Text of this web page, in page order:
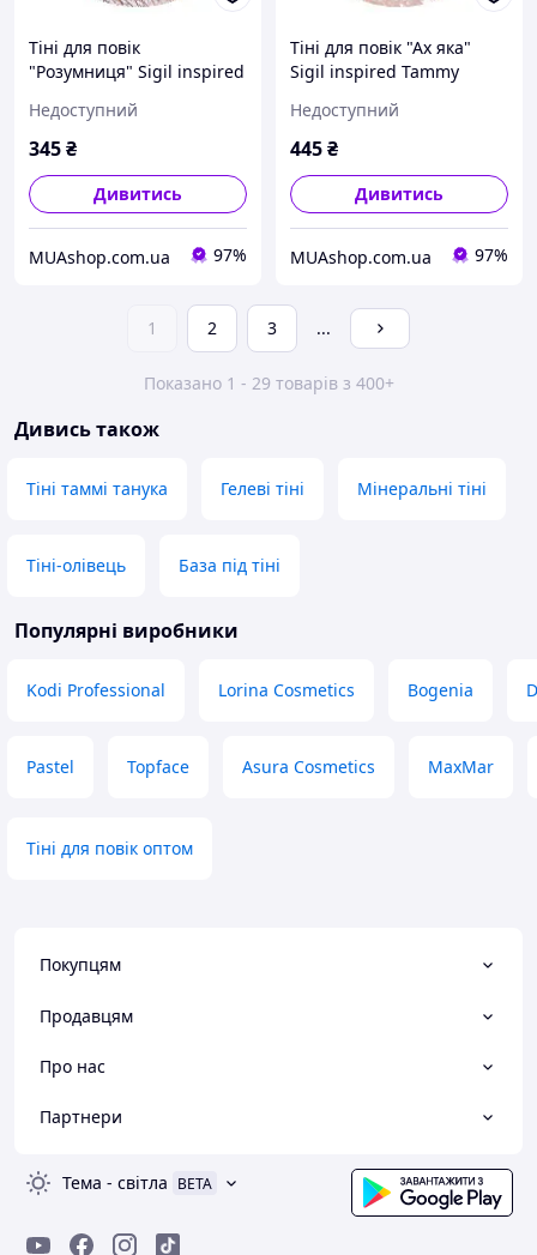
Тіні для повік
"Розумниця" Sigil inspired
Недоступний
345₴
Дивитись
MUAshop.com.ua 97%
Тіні для повік "Ах яка"
Sigil inspired Tammy
Недоступний
445₴
Дивитись
MUAshop.com.ua 97%
1 2 3 ...
Показано 1 - 29 товарів з 400+
Дивись також
Тіні таммі танука Гелеві тіні Мінеральні тіні
Тіні-олівець База під тіні
Популярні виробники
Kodi Professional Lorina Cosmetics Bogenia
Pastel Topface Asura Cosmetics MaxMar
Тіні для повік оптом
Покупцям
Продавцям
Про нас
Партнери
Тема - світла BETA